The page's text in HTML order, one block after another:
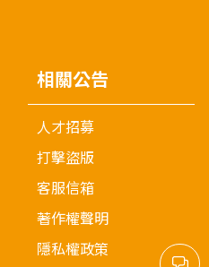
相關公告
人才招募
打擊盜版
客服信箱
著作權聲明
隱私權政策